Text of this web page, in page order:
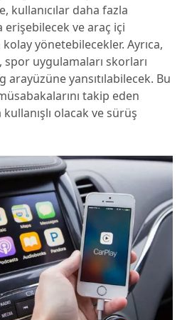
kullanıcılar daha fazla
erişebilecek ve araç içi
yönetebilecekler. Ayrıca,
uygulamaları skorları
yansıtılabilecek. Bu
takip eden
olacak ve sürüş